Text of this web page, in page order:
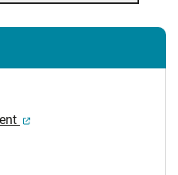
(ouverture dans un